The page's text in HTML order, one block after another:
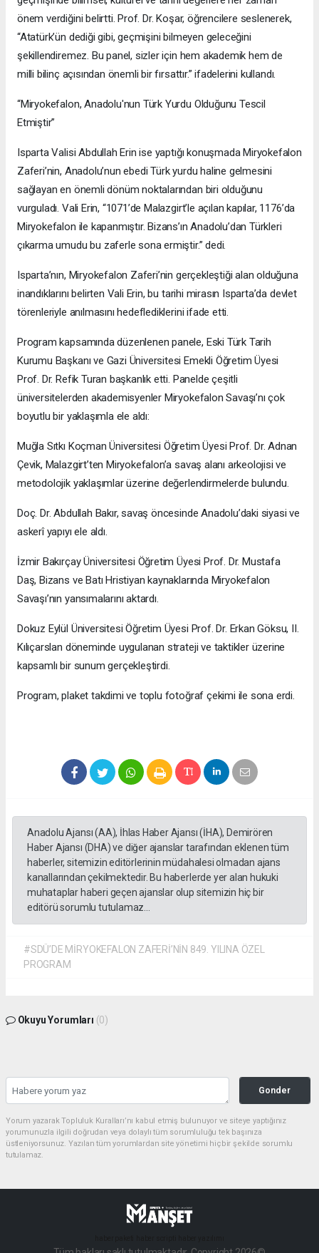
önem verdiğini belirtti. Prof. Dr. Koşar, öğrencilere seslenerek,
“Atatürk’ün dediği gibi, geçmişini bilmeyen geleceğini
şekillendiremez. Bu panel, sizler için hem akademik hem de
milli bilinç açısından önemli bir fırsattır.” ifadelerini kullandı.
“Miryokefalon, Anadolu'nun Türk Yurdu Olduğunu Tescil
Etmiştir”
Isparta Valisi Abdullah Erin ise yaptığı konuşmada Miryokefalon
Zaferi’nin, Anadolu’nun ebedi Türk yurdu haline gelmesini
sağlayan en önemli dönüm noktalarından biri olduğunu
vurguladı. Vali Erin, “1071’de Malazgirt’le açılan kapılar, 1176’da
Miryokefalon ile kapanmıştır. Bizans’ın Anadolu’dan Türkleri
çıkarma umudu bu zaferle sona ermiştir.” dedi.
Isparta’nın, Miryokefalon Zaferi’nin gerçekleştiği alan olduğuna
inandıklarını belirten Vali Erin, bu tarihi mirasın Isparta’da devlet
törenleriyle anılmasını hedeflediklerini ifade etti.
Program kapsamında düzenlenen panele, Eski Türk Tarih
Kurumu Başkanı ve Gazi Üniversitesi Emekli Öğretim Üyesi
Prof. Dr. Refik Turan başkanlık etti. Panelde çeşitli
üniversitelerden akademisyenler Miryokefalon Savaşı’nı çok
boyutlu bir yaklaşımla ele aldı:
Muğla Sıtkı Koçman Üniversitesi Öğretim Üyesi Prof. Dr. Adnan
Çevik, Malazgirt’ten Miryokefalon’a savaş alanı arkeolojisi ve
metodolojik yaklaşımlar üzerine değerlendirmelerde bulundu.
Doç. Dr. Abdullah Bakır, savaş öncesinde Anadolu’daki siyasi ve
askerî yapıyı ele aldı.
İzmir Bakırçay Üniversitesi Öğretim Üyesi Prof. Dr. Mustafa
Daş, Bizans ve Batı Hristiyan kaynaklarında Miryokefalon
Savaşı’nın yansımalarını aktardı.
Dokuz Eylül Üniversitesi Öğretim Üyesi Prof. Dr. Erkan Göksu, II.
Kılıçarslan döneminde uygulanan strateji ve taktikler üzerine
kapsamlı bir sunum gerçekleştirdi.
Program, plaket takdimi ve toplu fotoğraf çekimi ile sona erdi.
Anadolu Ajansı (AA), İhlas Haber Ajansı (İHA), Demirören
Haber Ajansı (DHA) ve diğer ajanslar tarafından eklenen tüm
haberler, sitemizin editörlerinin müdahalesi olmadan ajans
kanallarından çekilmektedir. Bu haberlerde yer alan hukuki
muhataplar haberi geçen ajanslar olup sitemizin hiç bir
editörü sorumlu tutulamaz...
#SDÜ’DE MİRYOKEFALON ZAFERİ’NİN 849. YILINA ÖZEL
PROGRAM
Okuyu Yorumları (0)
Gonder
Yorum yazarak Topluluk Kuralları’nı kabul etmiş bulunuyor ve siteye yaptığınız
yorumunuzla ilgili doğrudan veya dolaylı tüm sorumluluğu tek başınıza
üstleniyorsunuz. Yazılan tüm yorumlardan site yönetimi hiçbir şekilde sorumlu
tutulamaz.